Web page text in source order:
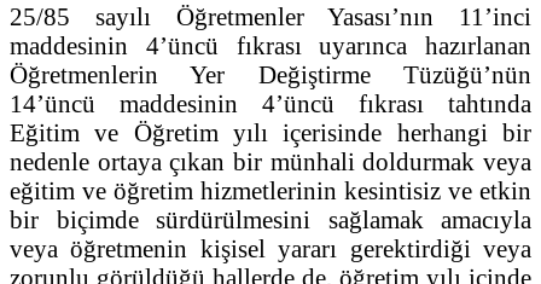
25/85 sayılı Öğretmenler Yasası’nın 11’inci
maddesinin 4’üncü fıkrası uyarınca hazırlanan
Öğretmenlerin Yer Değiştirme Tüzüğü’nün
14’üncü maddesinin 4’üncü fıkrası tahtında
Eğitim ve Öğretim yılı içerisinde herhangi bir
nedenle ortaya çıkan bir münhali doldurmak veya
eğitim ve öğretim hizmetlerinin kesintisiz ve etkin
bir biçimde sürdürülmesini sağlamak amacıyla
veya öğretmenin kişisel yararı gerektirdiği veya
zorunlu görüldüğü hallerde de, öğretim yılı içinde